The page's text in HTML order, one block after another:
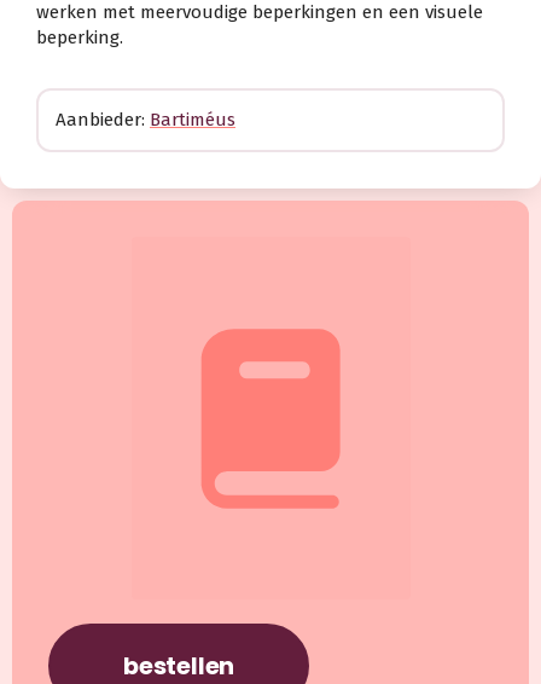
werken met meervoudige beperkingen en een visuele
beperking.
Aanbieder: Bartiméus
bestellen